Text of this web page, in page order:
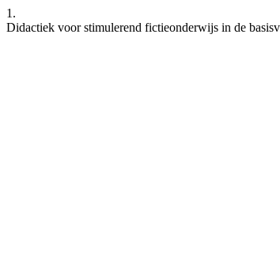
1.
Didactiek voor stimulerend fictieonderwijs in de